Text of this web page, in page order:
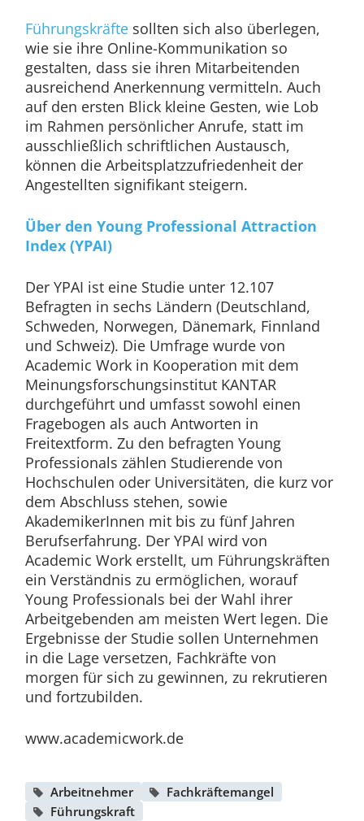
Führungskräftesollten sich also überlegen,
wie sie ihre Online-Kommunikation so
gestalten, dass sie ihren Mitarbeitenden
ausreichend Anerkennung vermitteln. Auch
auf den ersten Blick kleine Gesten, wie Lob
im Rahmen persönlicher Anrufe, statt im
ausschließlich schriftlichen Austausch,
können die Arbeitsplatzzufriedenheit der
Angestellten signifikant steigern.
Über den Young Professional Attraction
Index (YPAI)
Der YPAI ist eine Studie unter 12.107
Befragten in sechs Ländern (Deutschland,
Schweden, Norwegen, Dänemark, Finnland
und Schweiz). Die Umfrage wurde von
Academic Work in Kooperation mit dem
Meinungsforschungsinstitut KANTAR
durchgeführt und umfasst sowohl einen
Fragebogen als auch Antworten in
Freitextform. Zu den befragten Young
Professionals zählen Studierende von
Hochschulen oder Universitäten, die kurz vor
dem Abschluss stehen, sowie
AkademikerInnen mit bis zu fünf Jahren
Berufserfahrung. Der YPAI wird von
Academic Work erstellt, um Führungskräften
ein Verständnis zu ermöglichen, worauf
Young Professionals bei der Wahl ihrer
Arbeitgebenden am meisten Wert legen. Die
Ergebnisse der Studie sollen Unternehmen
in die Lage versetzen, Fachkräfte von
morgen für sich zu gewinnen, zu rekrutieren
und fortzubilden.
www.academicwork.de
Arbeitnehmer
Fachkräftemangel
Führungskraft